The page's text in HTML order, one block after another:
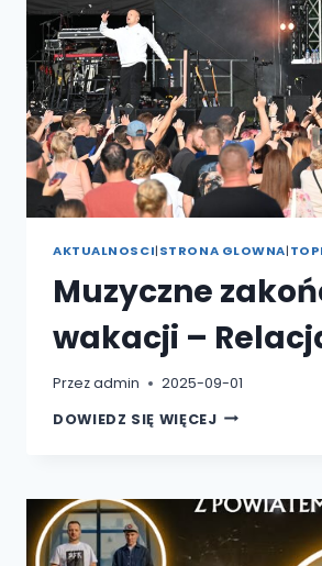
AKTUALNOSCI|STRONA GLOWNA|
Muzyczne
wakacji –
Przezadmin
2025-09-01
DOWIEDZ SIĘ WIĘCEJMUZYCZNE